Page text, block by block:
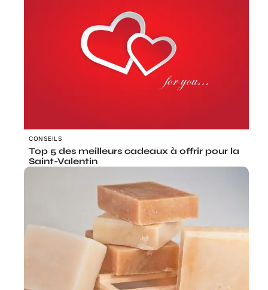
CONSEILS
Top 5 des meilleurs cadeaux à offrir pour la
Saint-Valentin